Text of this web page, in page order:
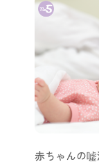
赤ちゃんの